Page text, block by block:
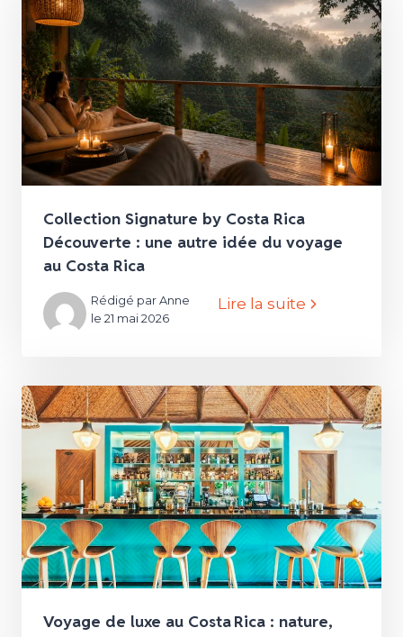
Collection Signature by Costa Rica
Découverte : une autre idée du voyage
au Costa Rica
Rédigé par Anne
le 21 mai 2026
Lire la suite
Voyage de luxe au Costa Rica : nature,